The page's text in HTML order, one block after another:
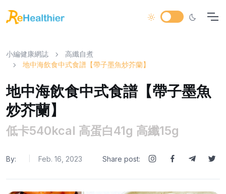
小編健康網誌
高纖自煮
地中海飲食中式食譜【帶子墨魚炒芥蘭】
地中海飲食中式食譜【帶子墨魚
炒芥蘭】
低卡540kcal 高蛋白41g 高纖15g
By: Feb. 16, 2023 Share post: